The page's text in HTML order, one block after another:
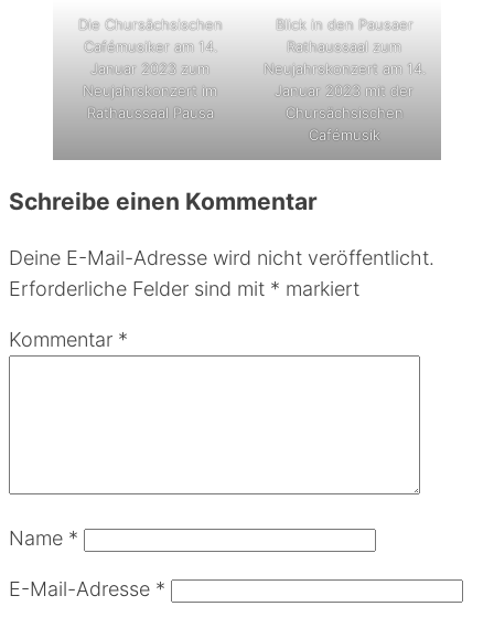
Die Chursächsischen
Cafémusiker am 14.
Januar 2023 zum
Neujahrskonzert im
Rathaussaal Pausa
Blick in den Pausaer
Rathaussaal zum
Neujahrskonzert am 14.
Januar 2023 mit der
Chursächsischen
Cafémusik
Schreibe einen Kommentar
Deine E-Mail-Adresse wird nicht veröffentlicht.
Erforderliche Felder sind mit * markiert
Kommentar *
Name *
E-Mail-Adresse *